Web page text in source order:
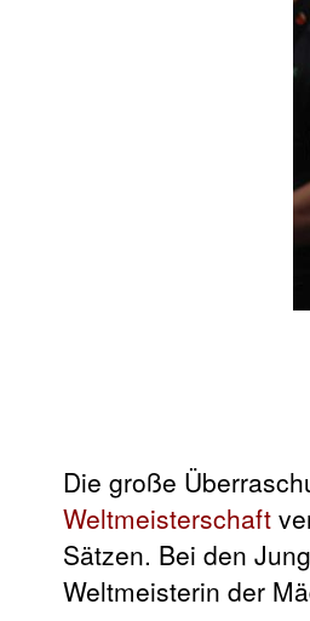
Die große
Weltmeisterschaft
Sätzen. Bei den
Weltmeisterin der